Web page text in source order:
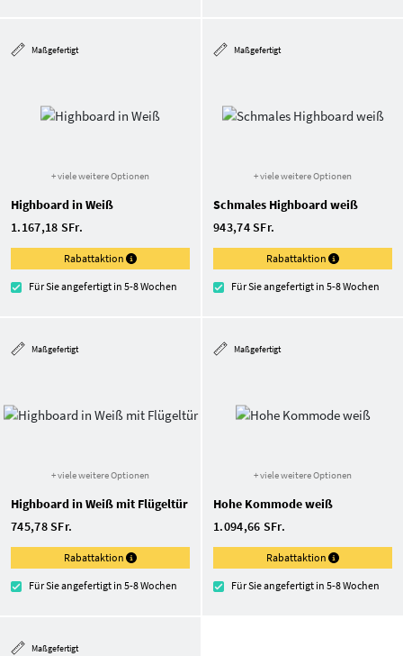
Maßgefertigt
+ viele weitere Optionen
Highboard in Weiß
1.167,18 SFr.
Rabattaktion
Für Sie angefertigt in 5-8 Wochen
Maßgefertigt
+ viele weitere Optionen
Schmales Highboard weiß
943,74 SFr.
Rabattaktion
Für Sie angefertigt in 5-8 Wochen
Maßgefertigt
+ viele weitere Optionen
Highboard in Weiß mit Flügeltür
745,78 SFr.
Rabattaktion
Für Sie angefertigt in 5-8 Wochen
Maßgefertigt
+ viele weitere Optionen
Hohe Kommode weiß
1.094,66 SFr.
Rabattaktion
Für Sie angefertigt in 5-8 Wochen
Maßgefertigt